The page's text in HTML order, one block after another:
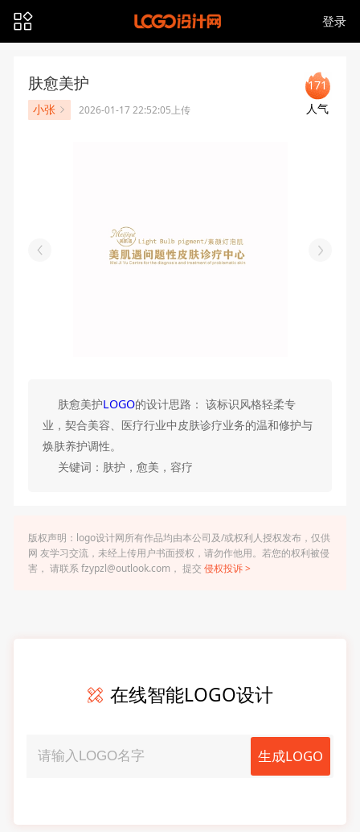
登录
肤愈美护
小张 2026-01-17 22:52:05上传
171
人气
肤愈美护LOGO的设计思路： 该标识风格轻柔专
业，契合美容、医疗行业中皮肤诊疗业务的温和修护与
焕肤养护调性。
关键词：肤护，愈美，容疗
版权声明：logo设计网所有作品均由本公司及/或权利人授权发布，仅供
网 友学习交流，未经上传用户书面授权，请勿作他用。若您的权利被侵
害， 请联系 fzypzl@outlook.com， 提交 侵权投诉 >
在线智能LOGO设计
生成LOGO